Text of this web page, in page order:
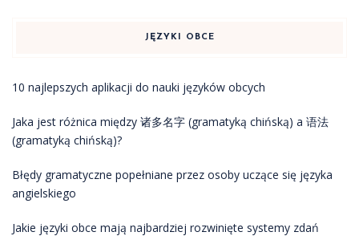
JĘZYKI OBCE
10 najlepszych aplikacji do nauki języków obcych
Jaka jest różnica między 诸多名字 (gramatyką chińską) a 语法
(gramatyką chińską)?
Błędy gramatyczne popełniane przez osoby uczące się języka
angielskiego
Jakie języki obce mają najbardziej rozwinięte systemy zdań